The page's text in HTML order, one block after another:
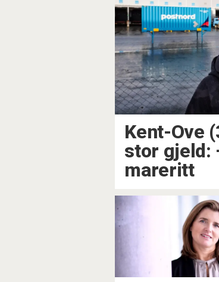
Kent-Ove
stor gjeld:
mareritt